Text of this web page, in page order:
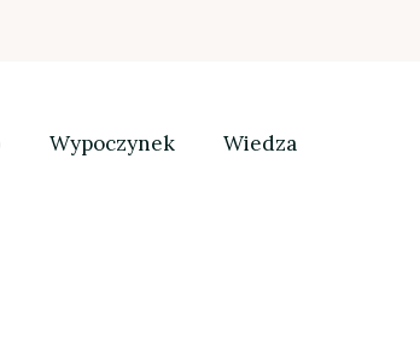
Wypoczynek Wiedza